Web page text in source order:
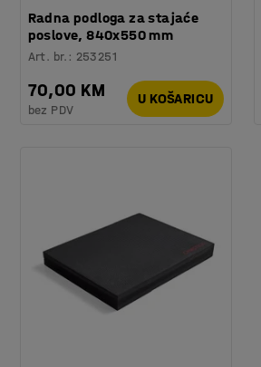
Radna podloga za stajaće
poslove, 840x550 mm
Art. br. : 253251
70,00 KM
bez PDV
U KOŠARICU